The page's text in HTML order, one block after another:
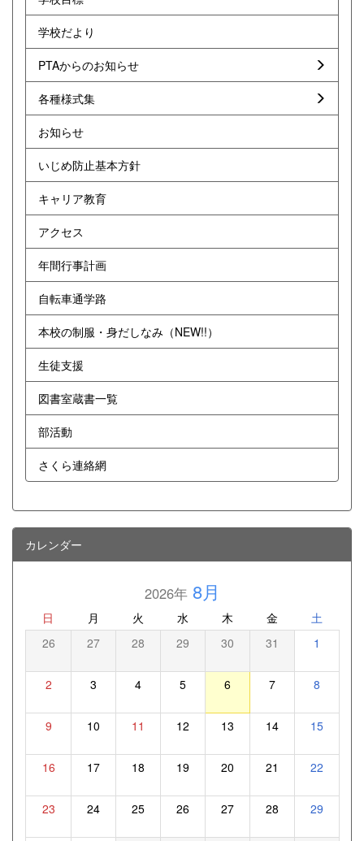
学校だより
PTAからのお知らせ
各種様式集
お知らせ
いじめ防止基本方針
キャリア教育
アクセス
年間行事計画
自転車通学路
本校の制服・身だしなみ（NEW!!）
生徒支援
図書室蔵書一覧
部活動
さくら連絡網
カレンダー
2026年8月
日 月 火 水 木 金 土
26 27 28 29 30 31 1
2 3 4 5 6 7 8
9 10 11 12 13 14 15
16 17 18 19 20 21 22
23 24 25 26 27 28 29